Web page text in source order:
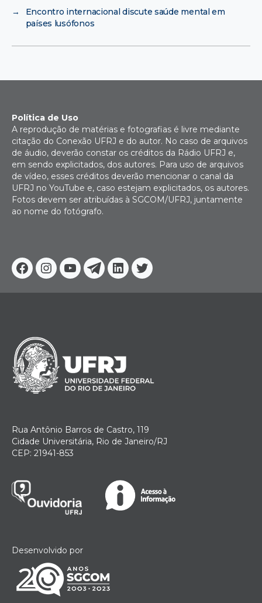
→
Encontro internacional discute saúde mental em
países lusófonos
Facebook
Instagram
YoutubeTelegram
Linkedin
Twitter
Política de Uso
A reprodução de matérias e fotografias é livre mediante
citação do Conexão UFRJ e do autor. No caso de arquivos
de áudio, deverão constar os créditos da Rádio UFRJ e,
em sendo explicitados, dos autores. Para uso de arquivos
de vídeo, esses créditos deverão mencionar o canal da
UFRJ no YouTube e, caso estejam explicitados, os autores.
Fotos devem ser atribuídas à SGCOM/UFRJ, juntamente
ao nome do fotógrafo.
Rua Antônio Barros de Castro, 119
Cidade Universitária, Rio de Janeiro/RJ
CEP: 21941-853
Desenvolvido por